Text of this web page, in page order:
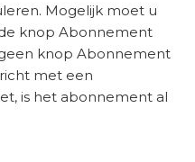
Mogelijk moet u
knop Abonnement
knop Abonnement
met een
is het abonnement al